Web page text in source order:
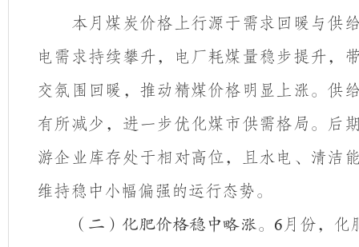
本月煤炭价格上行源于需求回暖与供
电需求持续攀升，电厂耗煤量稳步提升，
交氛围回暖，推动精煤价格明显上涨。供
有所减少，进一步优化煤市供需格局。后
游企业库存处于相对高位，且水电、清洁
维持稳中小幅偏强的运行态势。
（二）化肥价格稳中略涨。 6 月份，化